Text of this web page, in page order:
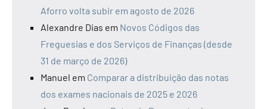
Aforro volta subir em agosto de 2026
Alexandre Dias em Novos Códigos das
Freguesias e dos Serviços de Finanças (desde
31 de março de 2026)
Manuel em Comparar a distribuição das notas
dos exames nacionais de 2025 e 2026